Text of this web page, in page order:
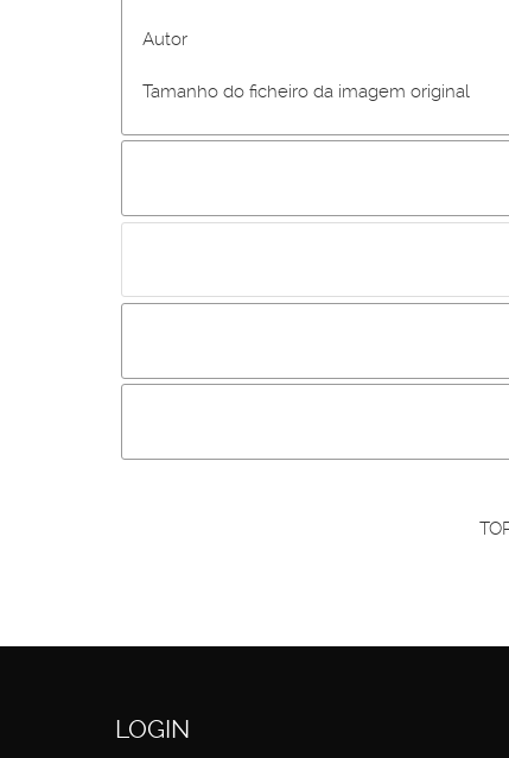
Autor
Tamanho do ficheiro da imagem original
Incluir imagem :
Os visitantes não estão autorizados a
Primeiro autentique-se...
LOGIN